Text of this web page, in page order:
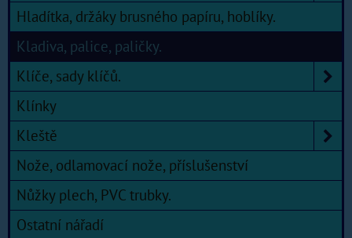
Hladítka, držáky brusného papíru, hoblíky.
Kladiva, palice, paličky.
Klíče, sady klíčů.
Klínky
Kleště
Nože, odlamovací nože, příslušenství
Nůžky plech, PVC trubky.
Ostatní nářadí